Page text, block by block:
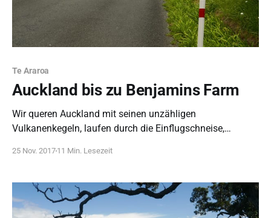
Te Araroa
Auckland bis zu Benjamins Farm
Wir queren Auckland mit seinen unzähligen
Vulkanenkegeln, laufen durch die Einflugschneise,
25 Nov. 2017 11 Min. Lesezeit